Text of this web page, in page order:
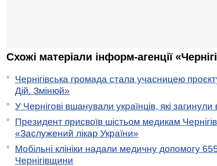
Схожі матеріали інформ-агенції
Чернігівська громада стала учасницею
Дій. Змінюй»
У Чернігові вшанували українців, які загинули
Президент присвоїв шістьом медикам
«Заслужений лікар України»
Мобільні клініки надали медичну допомогу
Чернігівщини